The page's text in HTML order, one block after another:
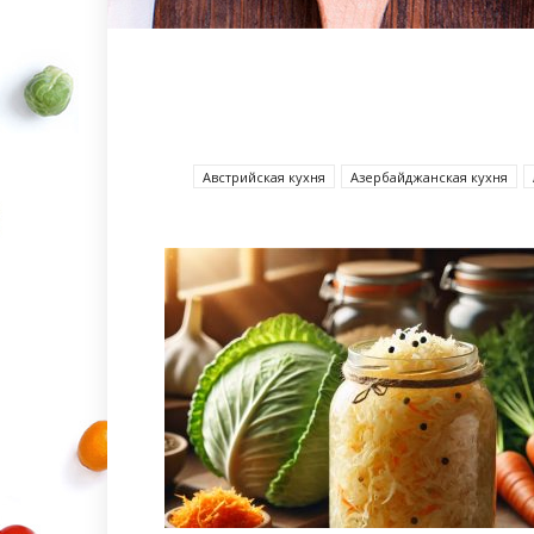
Австрийская кухня Азербайджанcкая кухня